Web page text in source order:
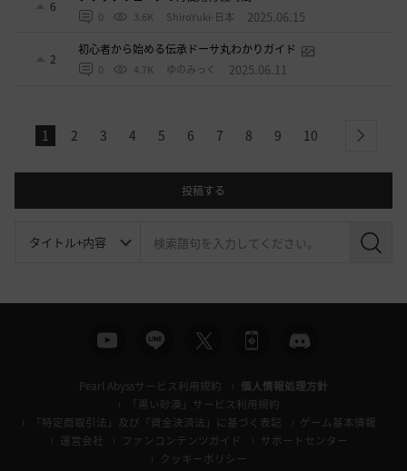
6
0 3.6K ShiroYuki-日本 2025.06.15
2
初心者から始める伝承ドーサ丸わかりガイド
0 4.7K ゆのみっく 2025.06.11
1 2 3 4 5 6 7 8 9 10 next
投稿する
検
Pearl Abyssサービス利用規約
個人情報処理方針
「黒い砂漠」サービス利用規約
「特定商取引法」及び「資金決済法」に基づく表記
ゲーム基本情報
運営会社
ファンコンテンツガイド
サポートセンター
クッキーポリシー